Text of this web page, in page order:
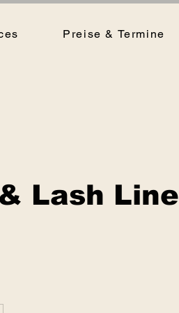
Preise & Termine
Lash Line